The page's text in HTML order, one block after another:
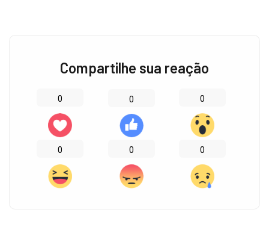
Compartilhe sua reação
0 0 0
0 0 0